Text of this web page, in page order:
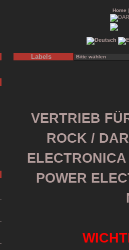
Home
Labels
VERTRIEB
ROCK /
POWER